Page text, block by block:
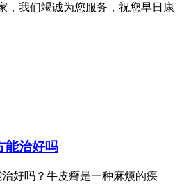
，我们竭诚为您服务，祝您早日康
能治好吗
好吗？牛皮癣是一种麻烦的疾